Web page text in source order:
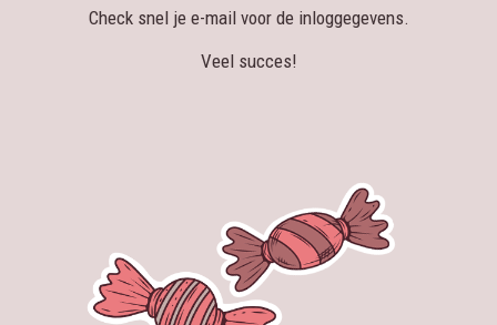
Check snel je e-mail voor de inloggegevens.
Veel succes!